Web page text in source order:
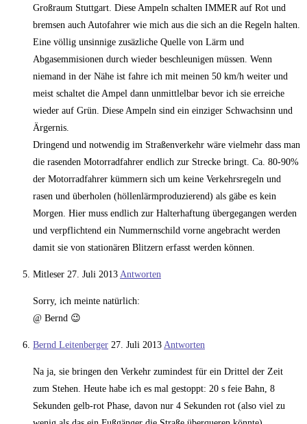
Großraum Stuttgart. Diese Ampeln schalten IMMER auf Rot und
bremsen auch Autofahrer wie mich aus die sich an die Regeln halten.
Eine völlig unsinnige zusäzliche Quelle von Lärm und
Abgasemmisionen durch wieder beschleunigen müssen. Wenn
niemand in der Nähe ist fahre ich mit meinen 50 km/h weiter und
meist schaltet die Ampel dann unmittlelbar bevor ich sie erreiche
wieder auf Grün. Diese Ampeln sind ein einziger Schwachsinn und
Ärgernis.
Dringend und notwendig im Straßenverkehr wäre vielmehr dass man
die rasenden Motorradfahrer endlich zur Strecke bringt. Ca. 80-90%
der Motorradfahrer kümmern sich um keine Verkehrsregeln und
rasen und überholen (höllenlärmproduzierend) als gäbe es kein
Morgen. Hier muss endlich zur Halterhaftung übergegangen werden
und verpflichtend ein Nummernschild vorne angebracht werden
damit sie von stationären Blitzern erfasst werden können.
Mitleser 27. Juli 2013 Antworten
Sorry, ich meinte natürlich:
@ Bernd 😉
Bernd Leitenberger 27. Juli 2013 Antworten
Na ja, sie bringen den Verkehr zumindest für ein Drittel der Zeit
zum Stehen. Heute habe ich es mal gestoppt: 20 s feie Bahn, 8
Sekunden gelb-rot Phase, davon nur 4 Sekunden rot (also viel zu